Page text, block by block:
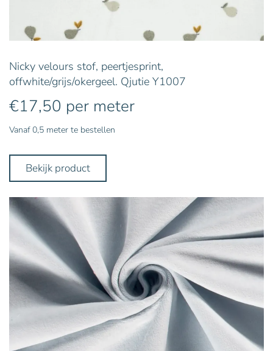
Nicky velours stof, peertjesprint,
offwhite/grijs/okergeel. Qjutie Y1007
€17,50 per meter
Vanaf 0,5 meter te bestellen
Bekijk product